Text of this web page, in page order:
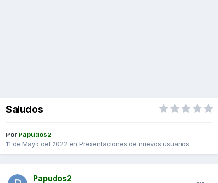
Saludos
Por Papudos2
11 de Mayo del 2022 en Presentaciones de nuevos usuarios
Papudos2